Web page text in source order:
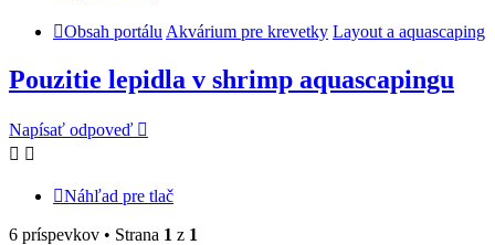
Obsah portálu Akvárium pre krevetky Layout a aquascaping
Pouzitie lepidla v shrimp aquascapingu
Napísať odpoveď
Náhľad pre tlač
6 príspevkov • Strana 1 z 1